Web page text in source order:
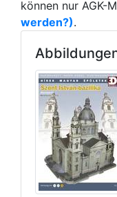
können nur AGK-
werden?).